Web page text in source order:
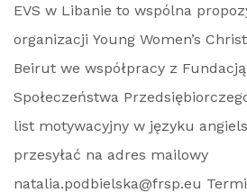
EVS w Libanie to wspólna
organizacji Young Women’s
Beirut we współpracy z
Społeczeństwa
list motywacyjny w języku
przesyłać na adres mailowy
natalia.podbielska@frsp.eu